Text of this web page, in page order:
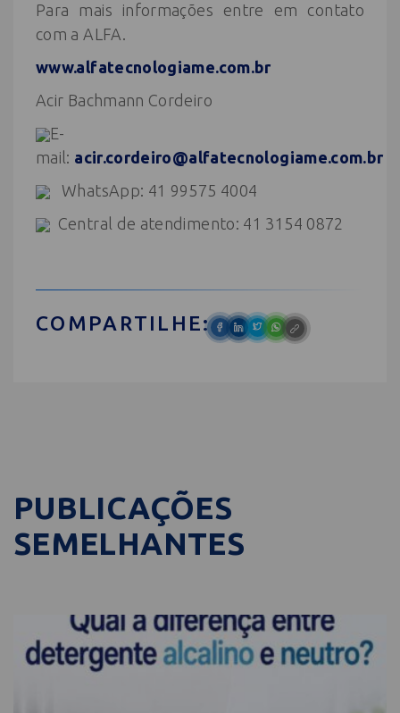
Para mais informações entre em contato
com a ALFA.
www.alfatecnologiame.com.br
Acir Bachmann Cordeiro
E-
mail: acir.cordeiro@alfatecnologiame.com.br
WhatsApp: 41 99575 4004
Central de atendimento: 41 3154 0872
COMPARTILHE:
PUBLICAÇÕES
SEMELHANTES